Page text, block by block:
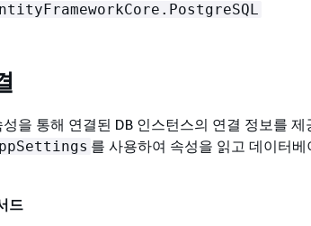
을 통해 연결된 DB 인스턴스의 연결 정보를 제
를 사용하여 속성을 읽고 데이터베
드